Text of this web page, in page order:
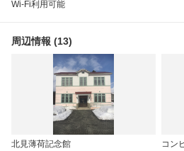
Wi-Fi利用可能
周辺情報 (13)
北見薄荷記念館 コン